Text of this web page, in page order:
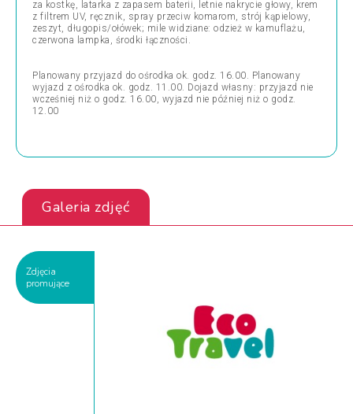
za kostkę, latarka z zapasem baterii, letnie nakrycie głowy, krem
z filtrem UV, ręcznik, spray przeciw komarom, strój kąpielowy,
zeszyt, długopis/ołówek; mile widziane: odzież w kamuflażu,
czerwona lampka, środki łączności.
Planowany przyjazd do ośrodka ok. godz. 16.00. Planowany
wyjazd z ośrodka ok. godz. 11.00. Dojazd własny: przyjazd nie
wcześniej niż o godz. 16.00, wyjazd nie później niż o godz.
12.00
Galeria zdjęć
Zdjęcia
promujące